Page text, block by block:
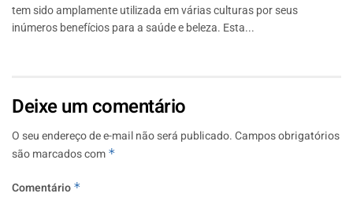
tem sido amplamente utilizada em várias culturas por seus
inúmeros benefícios para a saúde e beleza. Esta...
Deixe um comentário
O seu endereço de e-mail não será publicado.Campos obrigatórios
são marcados com *
Comentário *